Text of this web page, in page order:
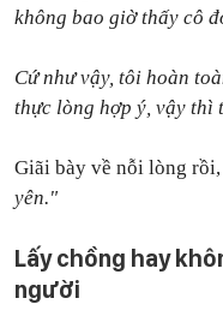
không bao giờ thấy cô
Cứ như vậy, tôi hoàn
thực lòng hợp ý, vậy thì
Giãi bày về nỗi lòng
yên."
Lấy chồng hay
người